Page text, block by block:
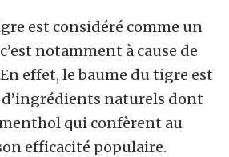
est considéré comme un
notamment à cause de
effet, le baume du tigre est
naturels dont
qui confèrent au
efficacité populaire.